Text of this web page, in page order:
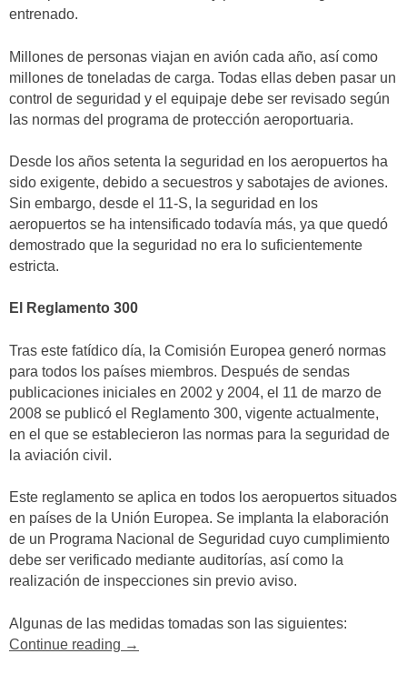
entrenado.
Millones de personas viajan en avión cada año, así como
millones de toneladas de carga. Todas ellas deben pasar un
control de seguridad y el equipaje debe ser revisado según
las normas del programa de protección aeroportuaria.
Desde los años setenta la seguridad en los aeropuertos ha
sido exigente, debido a secuestros y sabotajes de aviones.
Sin embargo, desde el 11-S, la seguridad en los
aeropuertos se ha intensificado todavía más, ya que quedó
demostrado que la seguridad no era lo suficientemente
estricta.
El Reglamento 300
Tras este fatídico día, la Comisión Europea generó normas
para todos los países miembros. Después de sendas
publicaciones iniciales en 2002 y 2004, el 11 de marzo de
2008 se publicó el Reglamento 300, vigente actualmente,
en el que se establecieron las normas para la seguridad de
la aviación civil.
Este reglamento se aplica en todos los aeropuertos situados
en países de la Unión Europea. Se implanta la elaboración
de un Programa Nacional de Seguridad cuyo cumplimiento
debe ser verificado mediante auditorías, así como la
realización de inspecciones sin previo aviso.
Algunas de las medidas tomadas son las siguientes:
Continue reading «La
→